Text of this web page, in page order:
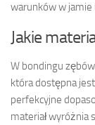
warunków w jamie
Jakie
W bondingu
która dostępna
perfekcyjne
materiał wyróżnia